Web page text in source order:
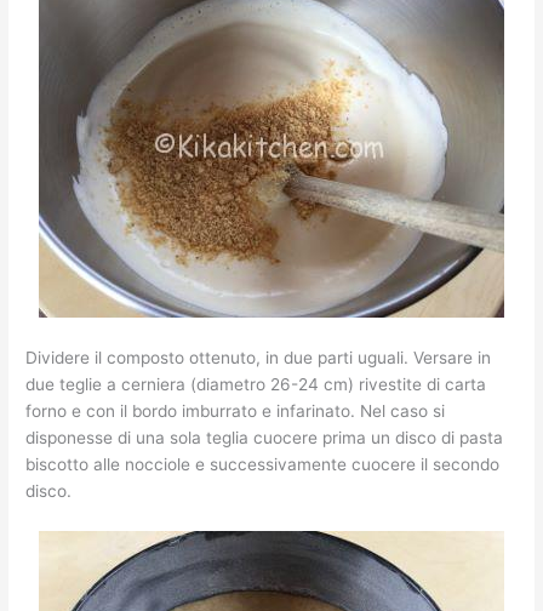
Dividere il composto ottenuto, in due parti uguali. Versare in
due teglie a cerniera (diametro 26-24 cm) rivestite di carta
forno e con il bordo imburrato e infarinato. Nel caso si
disponesse di una sola teglia cuocere prima un disco di pasta
biscotto alle nocciole e successivamente cuocere il secondo
disco.